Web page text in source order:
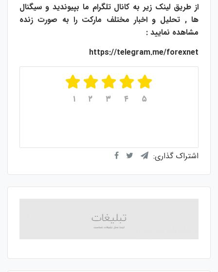
از طریق لینک زیر به کانال تلگرام ما بپیوندید و سیگنال
ها , تحلیل و اخبار مختلف مارکت را به صورت زنده
مشاهده نمایید :
https://telegram.me/forexnet
۱ ۲ ۳ ۴ ۵
اشتراک گذاری: